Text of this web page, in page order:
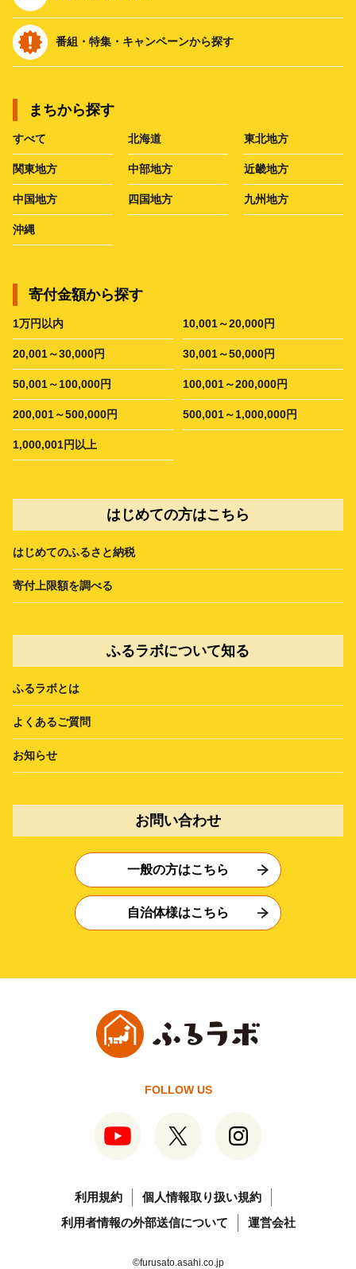
番組・特集・キャンペーンから探す
まちから探す
すべて 北海道 東北地方
関東地方 中部地方 近畿地方
中国地方 四国地方 九州地方
沖縄
寄付金額から探す
1万円以内 10,001～20,000円
20,001～30,000円 30,001～50,000円
50,001～100,000円 100,001～200,000円
200,001～500,000円 500,001～1,000,000円
1,000,001円以上
はじめての方はこちら
はじめてのふるさと納税
寄付上限額を調べる
ふるラボについて知る
ふるラボとは
よくあるご質問
お知らせ
お問い合わせ
一般の方はこちら
自治体様はこちら
FOLLOW US
利用規約
個人情報取り扱い規約
利用者情報の外部送信について
運営会社
©furusato.asahi.co.jp